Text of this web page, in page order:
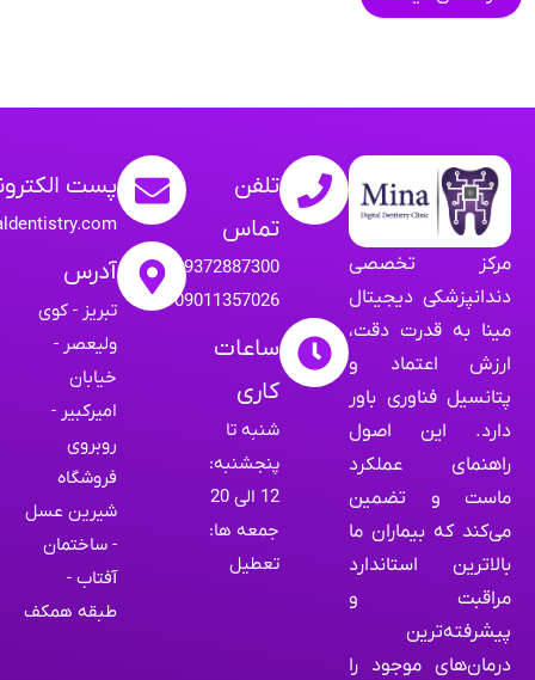
مرکز تخصصی
دندانپزشکی دیجیتال
مینا به قدرت دقت،
ارزش اعتماد و
پتانسیل فناوری باور
دارد. این اصول
راهنمای عملکرد
ماست و تضمین
می‌کند که بیماران ما
بالاترین استاندارد
مراقبت و
پیشرفته‌ترین
درمان‌های موجود را
تلفن
تماس
09372887300
09011357026
ساعات
کاری
شنبه تا
پنجشنبه:
12 الی 20
جمعه ها:
تعطیل
پست
آدرس
تبریز - کوی
ولیعصر -
خیابان
امیرکبیر -
روبروی
فروشگاه
شیرین عسل
- ساختمان
آفتاب -
طبقه همکف